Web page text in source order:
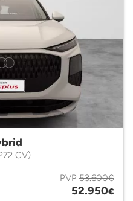
CV)
PVP 53.600€
52.950€